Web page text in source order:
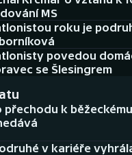
MS
roku je
povedou
se Šlesingrem
přechodu k
v kariéře